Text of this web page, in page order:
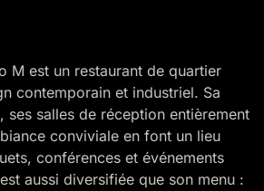
M est un restaurant de quartier
contemporain et industriel. Sa
ses salles de réception entièrement
conviviale en font un lieu
conférences et événements
aussi diversifiée que son menu :